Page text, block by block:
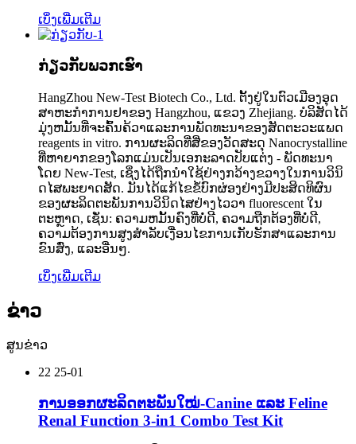
ເບິ່ງເພີ່ມເຕີມ
ກ່ຽວກັບພວກເຮົາ
HangZhou New-Test Biotech Co., Ltd. ຕັ້ງ​ຢູ່​ໃນ​ຕົວ​ເມືອງ​ອຸດ​
ສາ​ຫະ​ກໍາ​ການ​ຢາ​ຂອງ Hangzhou​, ແຂວງ Zhejiang​. ບໍລິສັດໄດ້
ມຸ່ງຫມັ້ນທີ່ຈະຄົ້ນຄ້ວາແລະການພັດທະນາຂອງສັດຕະວະແພດ
reagents in vitro. ການຜະລິດທີ່ສີ່ຂອງວັດສະດຸ Nanocrystalline
ທີ່ຫາຍາກຂອງໂລກແມ່ນເປັນເອກະລາດປັບແຕ່ງ - ພັດທະນາ
ໂດຍ New-Test, ເຊິ່ງໄດ້ຖືກນໍາໃຊ້ຢ່າງກວ້າງຂວາງໃນການວິນິ
ດໄສພະຍາດສັດ. ມັນໄດ້ແກ້ໄຂຂໍ້ບົກຜ່ອງຢ່າງມີປະສິດທິຜົນ
ຂອງຜະລິດຕະພັນການວິນິດໄສຢ່າງໄວວາ fluorescent ໃນ
ຕະຫຼາດ, ເຊັ່ນ: ຄວາມຫມັ້ນຄົງທີ່ບໍ່ດີ, ຄວາມຖືກຕ້ອງທີ່ບໍ່ດີ,
ຄວາມຕ້ອງການສູງສໍາລັບເງື່ອນໄຂການເກັບຮັກສາແລະການ
ຂົນສົ່ງ, ແລະອື່ນໆ.
ເບິ່ງເພີ່ມເຕີມ
ຂ່າວ
ສູນຂ່າວ
22 25-01
ການອອກຜະລິດຕະພັນໃໝ່-Canine ແລະ Feline
Renal Function 3-in1 Combo Test Kit